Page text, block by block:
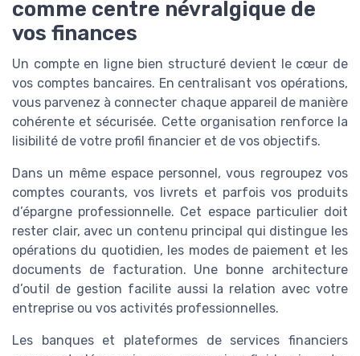
comme centre névralgique de
vos finances
Un compte en ligne bien structuré devient le cœur de
vos comptes bancaires. En centralisant vos opérations,
vous parvenez à connecter chaque appareil de manière
cohérente et sécurisée. Cette organisation renforce la
lisibilité de votre profil financier et de vos objectifs.
Dans un même espace personnel, vous regroupez vos
comptes courants, vos livrets et parfois vos produits
d’épargne professionnelle. Cet espace particulier doit
rester clair, avec un contenu principal qui distingue les
opérations du quotidien, les modes de paiement et les
documents de facturation. Une bonne architecture
d’outil de gestion facilite aussi la relation avec votre
entreprise ou vos activités professionnelles.
Les banques et plateformes de services financiers